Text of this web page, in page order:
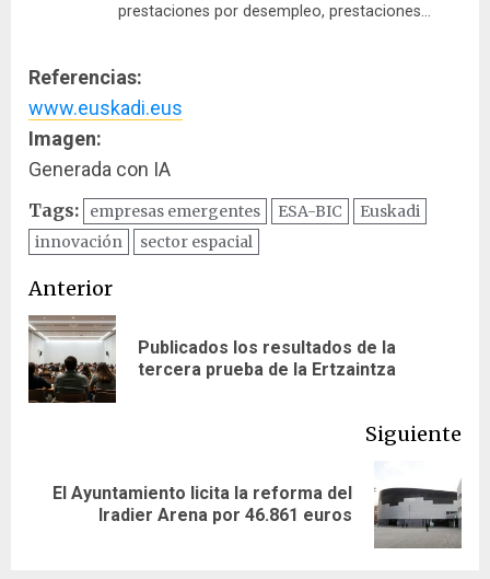
prestaciones por desempleo, prestaciones…
Referencias:
www.euskadi.eus
Imagen:
Generada con IA
Tags: empresas emergentes ESA-BIC
Euskadi
innovación
sector espacial
Navegación
de
entradas
Anterior
Publicados los resultados de la
tercera prueba de la Ertzaintza
Siguiente
Siguiente
entrada:
El Ayuntamiento licita la reforma del
Iradier Arena por 46.861 euros